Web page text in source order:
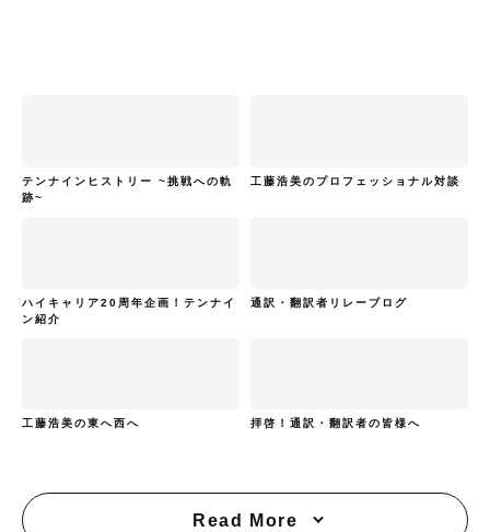
テンナインヒストリー ~挑戦への軌
跡~
工藤浩美のプロフェッショナル対談
ハイキャリア20周年企画！テンナイ
ン紹介
通訳・翻訳者リレーブログ
工藤浩美の東へ西へ 拝啓！通訳・翻訳者の皆様へ
Read More